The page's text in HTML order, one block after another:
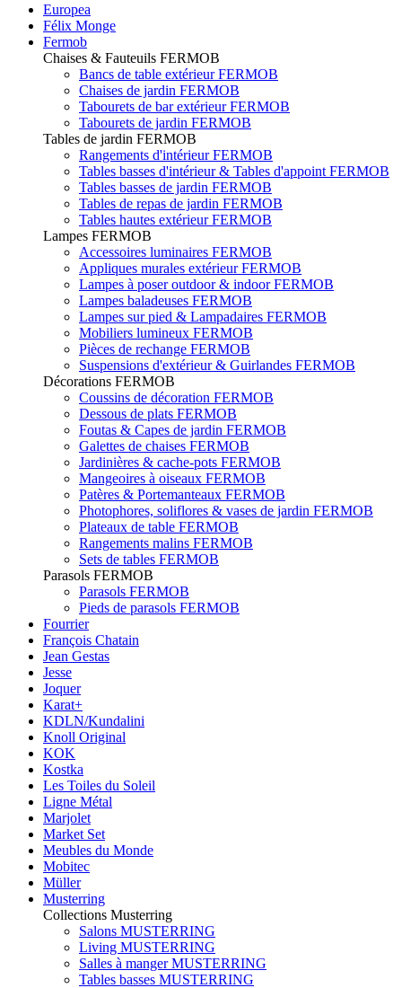
Europea
Félix Monge
Fermob
Chaises & Fauteuils FERMOB
Bancs de table extérieur FERMOB
Chaises de jardin FERMOB
Tabourets de bar extérieur FERMOB
Tabourets de jardin FERMOB
Tables de jardin FERMOB
Rangements d'intérieur FERMOB
Tables basses d'intérieur & Tables d'appoint FERMOB
Tables basses de jardin FERMOB
Tables de repas de jardin FERMOB
Tables hautes extérieur FERMOB
Lampes FERMOB
Accessoires luminaires FERMOB
Appliques murales extérieur FERMOB
Lampes à poser outdoor & indoor FERMOB
Lampes baladeuses FERMOB
Lampes sur pied & Lampadaires FERMOB
Mobiliers lumineux FERMOB
Pièces de rechange FERMOB
Suspensions d'extérieur & Guirlandes FERMOB
Décorations FERMOB
Coussins de décoration FERMOB
Dessous de plats FERMOB
Foutas & Capes de jardin FERMOB
Galettes de chaises FERMOB
Jardinières & cache-pots FERMOB
Mangeoires à oiseaux FERMOB
Patères & Portemanteaux FERMOB
Photophores, soliflores & vases de jardin FERMOB
Plateaux de table FERMOB
Rangements malins FERMOB
Sets de tables FERMOB
Parasols FERMOB
Parasols FERMOB
Pieds de parasols FERMOB
Fourrier
François Chatain
Jean Gestas
Jesse
Joquer
Karat+
KDLN/Kundalini
Knoll Original
KOK
Kostka
Les Toiles du Soleil
Ligne Métal
Marjolet
Market Set
Meubles du Monde
Mobitec
Müller
Musterring
Collections Musterring
Salons MUSTERRING
Living MUSTERRING
Salles à manger MUSTERRING
Tables basses MUSTERRING